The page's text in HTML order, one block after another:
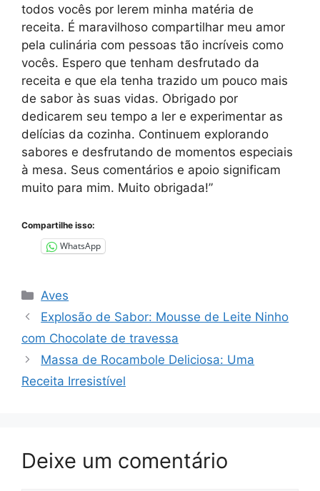
todos vocês por lerem minha matéria de
receita. É maravilhoso compartilhar meu amor
pela culinária com pessoas tão incríveis como
vocês. Espero que tenham desfrutado da
receita e que ela tenha trazido um pouco mais
de sabor às suas vidas. Obrigado por
dedicarem seu tempo a ler e experimentar as
delícias da cozinha. Continuem explorando
sabores e desfrutando de momentos especiais
à mesa. Seus comentários e apoio significam
muito para mim. Muito obrigada!”
Compartilhe isso:
WhatsApp
Categorias
Aves
Explosão de Sabor: Mousse de Leite Ninho
com Chocolate de travessa
Massa de Rocambole Deliciosa: Uma
Receita Irresistível
Deixe um comentário